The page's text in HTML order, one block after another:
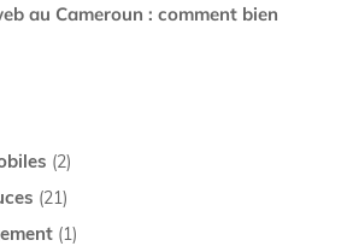
au Cameroun : comment bien
(2)
(21)
(1)